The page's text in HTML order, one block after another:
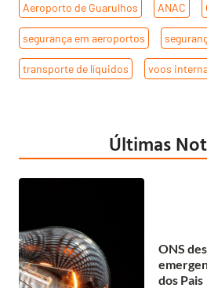
Aeroporto de Guarulhos ANAC
segurança em aeroportos
transporte de líquidos voos
Últimas
ONS
dos Pais